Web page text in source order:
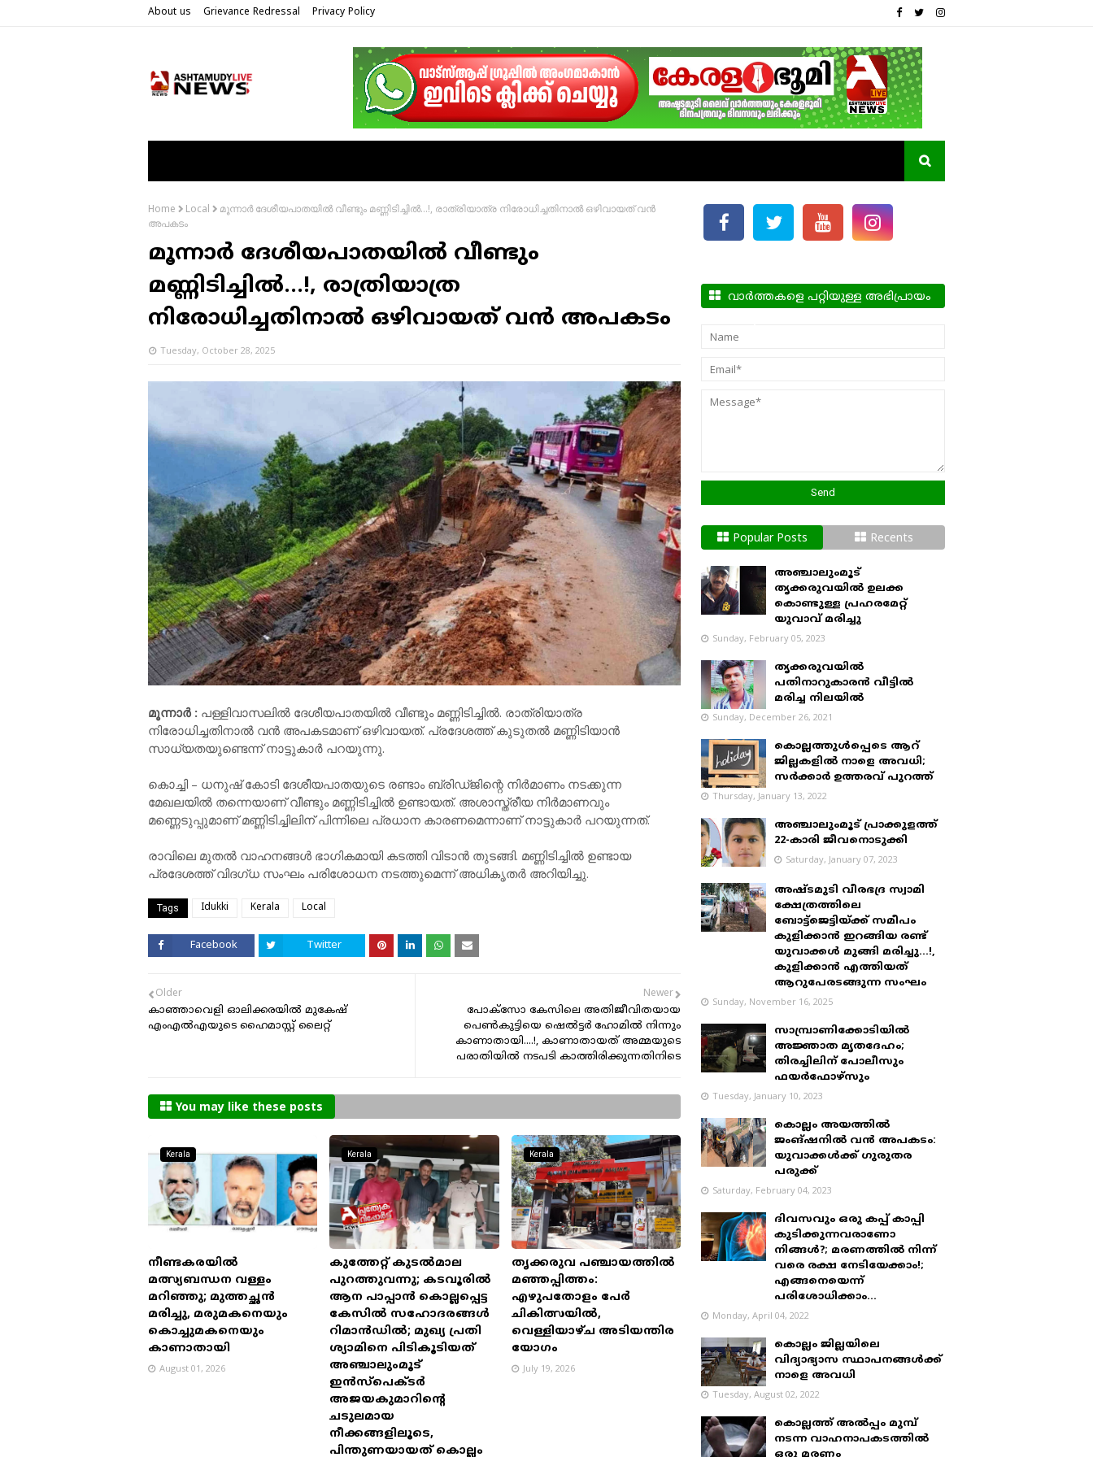
About us Grievance Redressal Privacy Policy
Home Local
മൂന്നാർ ദേശീയപാതയിൽ വീണ്ടും മണ്ണിടിച്ചിൽ…!, രാത്രിയാത്ര നിരോധിച്ചതിനാൽ ഒഴിവായത് വൻ
അപകടം
മൂന്നാർ ദേശീയപാതയിൽ വീണ്ടും
മണ്ണിടിച്ചിൽ…!, രാത്രിയാത്ര
നിരോധിച്ചതിനാൽ ഒഴിവായത് വൻ അപകടം
Tuesday, October 28, 2025
മൂന്നാർ : പള്ളിവാസലിൽ ദേശീയപാതയിൽ വീണ്ടും മണ്ണിടിച്ചിൽ. രാത്രിയാത്ര
നിരോധിച്ചതിനാൽ വൻ അപകടമാണ് ഒഴിവായത്. പ്രദേശത്ത് കുടുതൽ മണ്ണിടിയാൻ
സാധ്യതയുണ്ടെന്ന് നാട്ടുകാർ പറയുന്നു.
കൊച്ചി – ധനുഷ് കോടി ദേശീയപാതയുടെ രണ്ടാം ബ്രിഡ്ജിന്റെ നിർമാണം നടക്കുന്ന
മേഖലയിൽ തന്നെയാണ് വീണ്ടും മണ്ണിടിച്ചിൽ ഉണ്ടായത്. അശാസ്ത്രീയ നിർമാണവും
മണ്ണെടുപ്പുമാണ് മണ്ണിടിച്ചിലിന് പിന്നിലെ പ്രധാന കാരണമെന്നാണ് നാട്ടുകാർ പറയുന്നത്.
രാവിലെ മുതൽ വാഹനങ്ങൾ ഭാഗികമായി കടത്തി വിടാൻ തുടങ്ങി. മണ്ണിടിച്ചിൽ ഉണ്ടായ
പ്രദേശത്ത് വിദഗ്ധ സംഘം പരിശോധന നടത്തുമെന്ന് അധികൃതർ അറിയിച്ചു.
Tags Idukki Kerala Local
Facebook Twitter
Newer
പോക്‌സോ കേസിലെ അതിജീവിതയായ
പെണ്‍കുട്ടിയെ ഷെല്‍ട്ടര്‍ ഹോമില്‍ നിന്നും
കാണാതായി....!, കാണാതായത് അമ്മയുടെ
പരാതിയിൽ നടപടി കാത്തിരിക്കുന്നതിനിടെ
Older
കാഞ്ഞാവെളി ഓലിക്കരയിൽ മുകേഷ്
എംഎൽഎയുടെ ഹൈമാസ്റ്റ് ലൈറ്റ്
You may like these posts
Kerala
നീണ്ടകരയിൽ
മത്സ്യബന്ധന വള്ളം
മറിഞ്ഞു; മുത്തച്ഛൻ
മരിച്ചു, മരുമകനെയും
കൊച്ചുമകനെയും
കാണാതായി
August 01, 2026
Kerala
കുത്തേറ്റ് കുടൽമാല
പുറത്തുവന്നു; കടവൂരിൽ
ആന പാപ്പാൻ കൊല്ലപ്പെട്ട
കേസിൽ സഹോദരങ്ങൾ
റിമാൻഡിൽ; മുഖ്യ പ്രതി
ശ്യാമിനെ പിടികൂടിയത്
അഞ്ചാലുംമൂട്
ഇൻസ്പെക്ടർ
അജയകുമാറിന്റെ
ചടുലമായ
നീക്കങ്ങളിലൂടെ,
പിന്തുണയായത് കൊല്ലം
Kerala
തൃക്കരുവ പഞ്ചായത്തിൽ
മഞ്ഞപ്പിത്തം:
എഴുപതോളം പേർ
ചികിത്സയിൽ,
വെള്ളിയാഴ്ച അടിയന്തിര
യോഗം
July 19, 2026
വാർത്തകളെ പറ്റിയുള്ള അഭിപ്രായം
Popular Posts Recents
അഞ്ചാലുംമൂട്
തൃക്കരുവയിൽ ഉലക്ക
കൊണ്ടുള്ള പ്രഹരമേറ്റ്
യുവാവ് മരിച്ചു
Sunday, February 05, 2023
തൃക്കരുവയിൽ
പതിനാറുകാരൻ വീട്ടിൽ
മരിച്ച നിലയിൽ
Sunday, December 26, 2021
കൊല്ലത്തുൾപ്പെടെ ആറ്
ജില്ലകളിൽ നാളെ അവധി;
സർക്കാർ ഉത്തരവ് പുറത്ത്
Thursday, January 13, 2022
അഞ്ചാലുംമൂട് പ്രാക്കുളത്ത്
22-കാരി ജീവനൊടുക്കി
Saturday, January 07, 2023
അഷ്ടമുടി വീരഭദ്ര സ്വാമി
ക്ഷേത്രത്തിലെ
ബോട്ട്ജെട്ടിയ്ക്ക് സമീപം
കുളിക്കാൻ ഇറങ്ങിയ രണ്ട്
യുവാക്കൾ മുങ്ങി മരിച്ചു...!,
കുളിക്കാൻ എത്തിയത്
ആറുപേരടങ്ങുന്ന സംഘം
Sunday, November 16, 2025
സാമ്പ്രാണിക്കോടിയിൽ
അജ്ഞാത മൃതദേഹം;
തിരച്ചിലിന് പോലീസും
ഫയർഫോഴ്‌സും
Tuesday, January 10, 2023
കൊല്ലം അയത്തിൽ
ജംങ്ഷനിൽ വൻ അപകടം:
യുവാക്കൾക്ക് ഗുരുതര
പരുക്ക്
Saturday, February 04, 2023
ദിവസവും ഒരു കപ്പ് കാപ്പി
കുടിക്കുന്നവരാണോ
നിങ്ങൾ?; മരണത്തിൽ നിന്ന്
വരെ രക്ഷ നേടിയേക്കാം!;
എങ്ങനെയെന്ന്
പരിശോധിക്കാം...
Monday, April 04, 2022
കൊല്ലം ജില്ലയിലെ
വിദ്യാഭ്യാസ സ്ഥാപനങ്ങൾക്ക്
നാളെ അവധി
Tuesday, August 02, 2022
കൊല്ലത്ത് അൽപ്പം മുമ്പ്
നടന്ന വാഹനാപകടത്തിൽ